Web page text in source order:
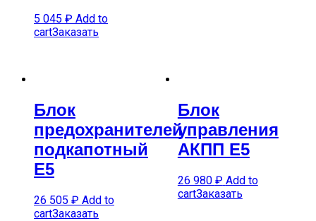
5 045 ₽ Add to
cartЗаказать
Блок
предохранителей
подкапотный
E5
26 505 ₽ Add to
cartЗаказать
Блок
управления
АКПП E5
26 980 ₽ Add to
cartЗаказать